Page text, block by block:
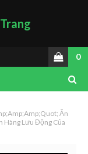
0
Ăn
Lưu Động Của